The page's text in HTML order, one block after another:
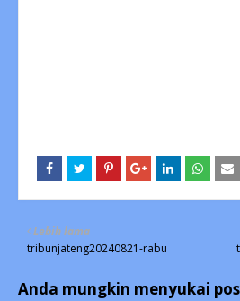
Lebih lama
tribunjateng20240821-rabu
Anda mungkin menyukai